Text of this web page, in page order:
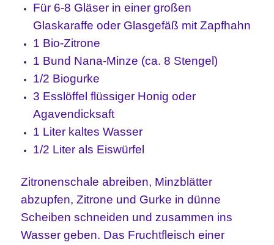
Für 6-8 Gläser in einer großen
Glaskaraffe oder Glasgefäß mit Zapfhahn
1 Bio-Zitrone
1 Bund Nana-Minze (ca. 8 Stengel)
1/2 Biogurke
3 Esslöffel flüssiger Honig oder
Agavendicksaft
1 Liter kaltes Wasser
1/2 Liter als Eiswürfel
Zitronenschale abreiben, Minzblätter
abzupfen, Zitrone und Gurke in dünne
Scheiben schneiden und zusammen ins
Wasser geben. Das Fruchtfleisch einer